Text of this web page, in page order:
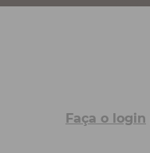
Faça o login